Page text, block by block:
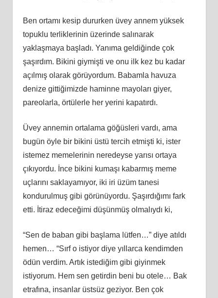
Ben ortamı kesip dururken üvey annem yüksek
topuklu terliklerinin üzerinde salınarak
yaklaşmaya başladı. Yanıma geldiğinde çok
şaşırdım. Bikini giymişti ve onu ilk kez bu kadar
açılmış olarak görüyordum. Babamla havuza
denize gittiğimizde haminne mayoları giyer,
pareolarla, örtülerle her yerini kapatırdı.
Üvey annemin ortalama göğüsleri vardı, ama
bugün öyle bir bikini üstü tercih etmişti ki, ister
istemez memelerinin neredeyse yarısı ortaya
çıkıyordu. İnce bikini kumaşı kabarmış meme
uçlarını saklayamıyor, iki iri üzüm tanesi
kondurulmuş gibi görünüyordu. Şaşırdığımı fark
etti. İtiraz edeceğimi düşünmüş olmalıydı ki,
“Sen de baban gibi başlama lütfen…” diye atıldı
hemen… “Sırf o istiyor diye yıllarca kendimden
ödün verdim. Artık istediğim gibi giyinmek
istiyorum. Hem sen getirdin beni bu otele… Bak
etrafına, insanlar üstsüz geziyor. Ben çok